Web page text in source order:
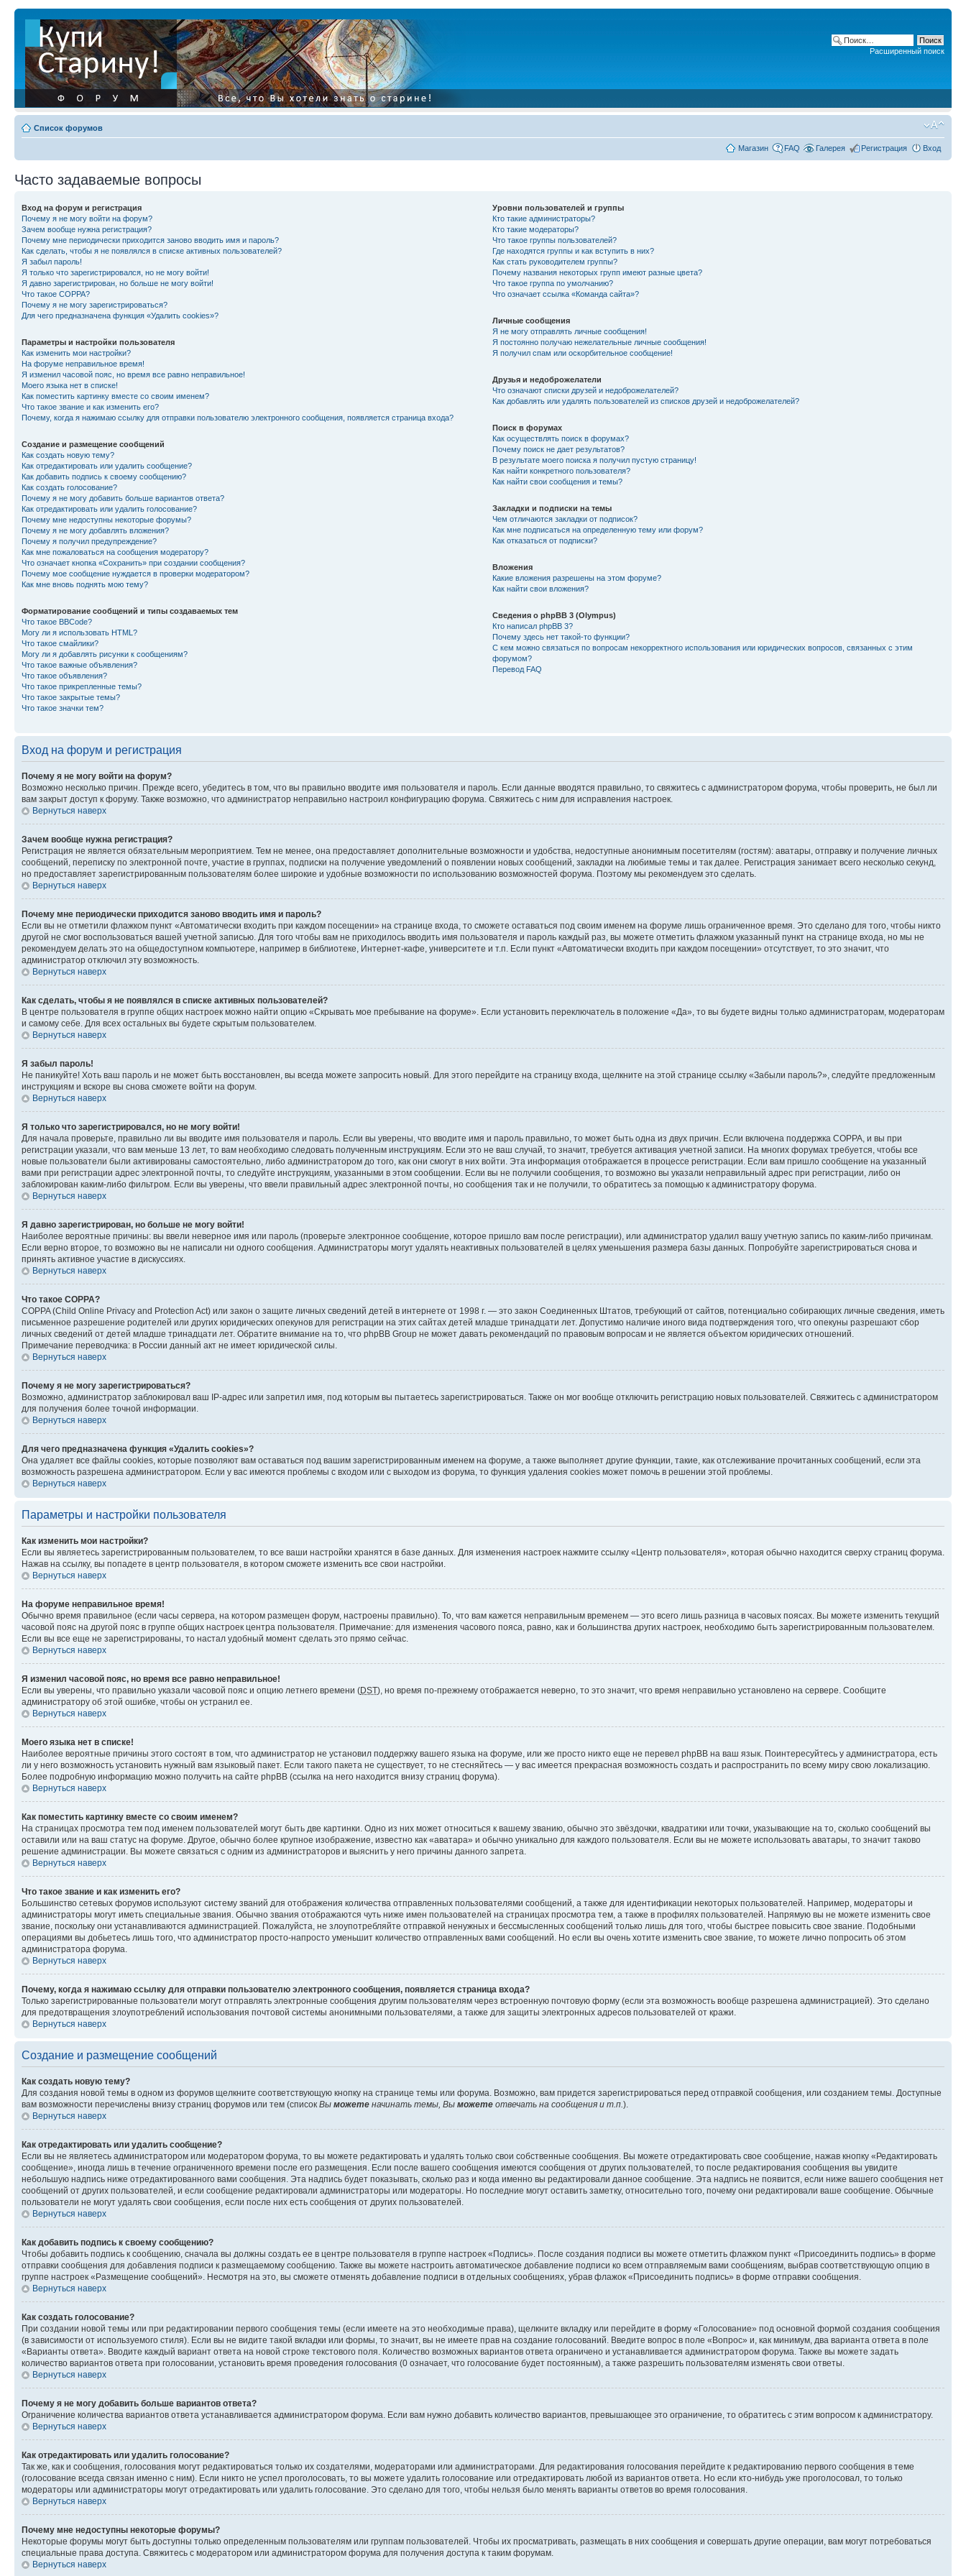
Расширенный поиск
Список форумов
Магазин FAQ Галерея Регистрация Вход
Часто задаваемые вопросы
Вход на форум и регистрация
Почему я не могу войти на форум?
Зачем вообще нужна регистрация?
Почему мне периодически приходится заново вводить имя и пароль?
Как сделать, чтобы я не появлялся в списке активных пользователей?
Я забыл пароль!
Я только что зарегистрировался, но не могу войти!
Я давно зарегистрирован, но больше не могу войти!
Что такое COPPA?
Почему я не могу зарегистрироваться?
Для чего предназначена функция «Удалить cookies»?
Параметры и настройки пользователя
Как изменить мои настройки?
На форуме неправильное время!
Я изменил часовой пояс, но время все равно неправильное!
Моего языка нет в списке!
Как поместить картинку вместе со своим именем?
Что такое звание и как изменить его?
Почему, когда я нажимаю ссылку для отправки пользователю электронного сообщения, появляется страница входа?
Создание и размещение сообщений
Как создать новую тему?
Как отредактировать или удалить сообщение?
Как добавить подпись к своему сообщению?
Как создать голосование?
Почему я не могу добавить больше вариантов ответа?
Как отредактировать или удалить голосование?
Почему мне недоступны некоторые форумы?
Почему я не могу добавлять вложения?
Почему я получил предупреждение?
Как мне пожаловаться на сообщения модератору?
Что означает кнопка «Сохранить» при создании сообщения?
Почему мое сообщение нуждается в проверки модератором?
Как мне вновь поднять мою тему?
Форматирование сообщений и типы создаваемых тем
Что такое BBCode?
Могу ли я использовать HTML?
Что такое смайлики?
Могу ли я добавлять рисунки к сообщениям?
Что такое важные объявления?
Что такое объявления?
Что такое прикрепленные темы?
Что такое закрытые темы?
Что такое значки тем?
Уровни пользователей и группы
Кто такие администраторы?
Кто такие модераторы?
Что такое группы пользователей?
Где находятся группы и как вступить в них?
Как стать руководителем группы?
Почему названия некоторых групп имеют разные цвета?
Что такое группа по умолчанию?
Что означает ссылка «Команда сайта»?
Личные сообщения
Я не могу отправлять личные сообщения!
Я постоянно получаю нежелательные личные сообщения!
Я получил спам или оскорбительное сообщение!
Друзья и недоброжелатели
Что означают списки друзей и недоброжелателей?
Как добавлять или удалять пользователей из списков друзей и недоброжелателей?
Поиск в форумах
Как осуществлять поиск в форумах?
Почему поиск не дает результатов?
В результате моего поиска я получил пустую страницу!
Как найти конкретного пользователя?
Как найти свои сообщения и темы?
Закладки и подписки на темы
Чем отличаются закладки от подписок?
Как мне подписаться на определенную тему или форум?
Как отказаться от подписки?
Вложения
Какие вложения разрешены на этом форуме?
Как найти свои вложения?
Сведения о phpBB 3 (Olympus)
Кто написал phpBB 3?
Почему здесь нет такой-то функции?
С кем можно связаться по вопросам некорректного использования или юридических вопросов, связанных с этим
форумом?
Перевод FAQ
Вход на форум и регистрация
Почему я не могу войти на форум?
Возможно несколько причин. Прежде всего, убедитесь в том, что вы правильно вводите имя пользователя и пароль. Если данные вводятся правильно, то свяжитесь с администратором форума, чтобы проверить, не был ли
вам закрыт доступ к форуму. Также возможно, что администратор неправильно настроил конфигурацию форума. Свяжитесь с ним для исправления настроек.
Вернуться наверх
Зачем вообще нужна регистрация?
Регистрация не является обязательным мероприятием. Тем не менее, она предоставляет дополнительные возможности и удобства, недоступные анонимным посетителям (гостям): аватары, отправку и получение личных
сообщений, переписку по электронной почте, участие в группах, подписки на получение уведомлений о появлении новых сообщений, закладки на любимые темы и так далее. Регистрация занимает всего несколько секунд,
но предоставляет зарегистрированным пользователям более широкие и удобные возможности по использованию возможностей форума. Поэтому мы рекомендуем это сделать.
Вернуться наверх
Почему мне периодически приходится заново вводить имя и пароль?
Если вы не отметили флажком пункт «Автоматически входить при каждом посещении» на странице входа, то сможете оставаться под своим именем на форуме лишь ограниченное время. Это сделано для того, чтобы никто
другой не смог воспользоваться вашей учетной записью. Для того чтобы вам не приходилось вводить имя пользователя и пароль каждый раз, вы можете отметить флажком указанный пункт на странице входа, но мы не
рекомендуем делать это на общедоступном компьютере, например в библиотеке, Интернет-кафе, университете и т.п. Если пункт «Автоматически входить при каждом посещении» отсутствует, то это значит, что
администратор отключил эту возможность.
Вернуться наверх
Как сделать, чтобы я не появлялся в списке активных пользователей?
В центре пользователя в группе общих настроек можно найти опцию «Скрывать мое пребывание на форуме». Если установить переключатель в положение «Да», то вы будете видны только администраторам, модераторам
и самому себе. Для всех остальных вы будете скрытым пользователем.
Вернуться наверх
Я забыл пароль!
Не паникуйте! Хоть ваш пароль и не может быть восстановлен, вы всегда можете запросить новый. Для этого перейдите на страницу входа, щелкните на этой странице ссылку «Забыли пароль?», следуйте предложенным
инструкциям и вскоре вы снова сможете войти на форум.
Вернуться наверх
Я только что зарегистрировался, но не могу войти!
Для начала проверьте, правильно ли вы вводите имя пользователя и пароль. Если вы уверены, что вводите имя и пароль правильно, то может быть одна из двух причин. Если включена поддержка COPPA, и вы при
регистрации указали, что вам меньше 13 лет, то вам необходимо следовать полученным инструкциям. Если это не ваш случай, то значит, требуется активация учетной записи. На многих форумах требуется, чтобы все
новые пользователи были активированы самостоятельно, либо администратором до того, как они смогут в них войти. Эта информация отображается в процессе регистрации. Если вам пришло сообщение на указанный
вами при регистрации адрес электронной почты, то следуйте инструкциям, указанными в этом сообщении. Если вы не получили сообщения, то возможно вы указали неправильный адрес при регистрации, либо он
заблокирован каким-либо фильтром. Если вы уверены, что ввели правильный адрес электронной почты, но сообщения так и не получили, то обратитесь за помощью к администратору форума.
Вернуться наверх
Я давно зарегистрирован, но больше не могу войти!
Наиболее вероятные причины: вы ввели неверное имя или пароль (проверьте электронное сообщение, которое пришло вам после регистрации), или администратор удалил вашу учетную запись по каким-либо причинам.
Если верно второе, то возможно вы не написали ни одного сообщения. Администраторы могут удалять неактивных пользователей в целях уменьшения размера базы данных. Попробуйте зарегистрироваться снова и
принять активное участие в дискуссиях.
Вернуться наверх
Что такое COPPA?
COPPA (Child Online Privacy and Protection Act) или закон о защите личных сведений детей в интернете от 1998 г. — это закон Соединенных Штатов, требующий от сайтов, потенциально собирающих личные сведения, иметь
письменное разрешение родителей или других юридических опекунов для регистрации на этих сайтах детей младше тринадцати лет. Допустимо наличие иного вида подтверждения того, что опекуны разрешают сбор
личных сведений от детей младше тринадцати лет. Обратите внимание на то, что phpBB Group не может давать рекомендаций по правовым вопросам и не является объектом юридических отношений.
Примечание переводчика: в России данный акт не имеет юридической силы.
Вернуться наверх
Почему я не могу зарегистрироваться?
Возможно, администратор заблокировал ваш IP-адрес или запретил имя, под которым вы пытаетесь зарегистрироваться. Также он мог вообще отключить регистрацию новых пользователей. Свяжитесь с администратором
для получения более точной информации.
Вернуться наверх
Для чего предназначена функция «Удалить cookies»?
Она удаляет все файлы cookies, которые позволяют вам оставаться под вашим зарегистрированным именем на форуме, а также выполняет другие функции, такие, как отслеживание прочитанных сообщений, если эта
возможность разрешена администратором. Если у вас имеются проблемы с входом или с выходом из форума, то функция удаления cookies может помочь в решении этой проблемы.
Вернуться наверх
Параметры и настройки пользователя
Как изменить мои настройки?
Если вы являетесь зарегистрированным пользователем, то все ваши настройки хранятся в базе данных. Для изменения настроек нажмите ссылку «Центр пользователя», которая обычно находится сверху страниц форума.
Нажав на ссылку, вы попадете в центр пользователя, в котором сможете изменить все свои настройки.
Вернуться наверх
На форуме неправильное время!
Обычно время правильное (если часы сервера, на котором размещен форум, настроены правильно). То, что вам кажется неправильным временем — это всего лишь разница в часовых поясах. Вы можете изменить текущий
часовой пояс на другой пояс в группе общих настроек центра пользователя. Примечание: для изменения часового пояса, равно, как и большинства других настроек, необходимо быть зарегистрированным пользователем.
Если вы все еще не зарегистрированы, то настал удобный момент сделать это прямо сейчас.
Вернуться наверх
Я изменил часовой пояс, но время все равно неправильное!
Если вы уверены, что правильно указали часовой пояс и опцию летнего времени (DST), но время по-прежнему отображается неверно, то это значит, что время неправильно установлено на сервере. Сообщите
администратору об этой ошибке, чтобы он устранил ее.
Вернуться наверх
Моего языка нет в списке!
Наиболее вероятные причины этого состоят в том, что администратор не установил поддержку вашего языка на форуме, или же просто никто еще не перевел phpBB на ваш язык. Поинтересуйтесь у администратора, есть
ли у него возможность установить нужный вам языковый пакет. Если такого пакета не существует, то не стесняйтесь — у вас имеется прекрасная возможность создать и распространить по всему миру свою локализацию.
Более подробную информацию можно получить на сайте phpBB (ссылка на него находится внизу страниц форума).
Вернуться наверх
Как поместить картинку вместе со своим именем?
На страницах просмотра тем под именем пользователей могут быть две картинки. Одно из них может относиться к вашему званию, обычно это звёздочки, квадратики или точки, указывающие на то, сколько сообщений вы
оставили или на ваш статус на форуме. Другое, обычно более крупное изображение, известно как «аватара» и обычно уникально для каждого пользователя. Если вы не можете использовать аватары, то значит таково
решение администрации. Вы можете связаться с одним из администраторов и выяснить у него причины данного запрета.
Вернуться наверх
Что такое звание и как изменить его?
Большинство сетевых форумов используют систему званий для отображения количества отправленных пользователями сообщений, а также для идентификации некоторых пользователей. Например, модераторы и
администраторы могут иметь специальные звания. Обычно звания отображаются чуть ниже имен пользователей на страницах просмотра тем, а также в профилях пользователей. Напрямую вы не можете изменить свое
звание, поскольку они устанавливаются администрацией. Пожалуйста, не злоупотребляйте отправкой ненужных и бессмысленных сообщений только лишь для того, чтобы быстрее повысить свое звание. Подобными
операциями вы добьетесь лишь того, что администратор просто-напросто уменьшит количество отправленных вами сообщений. Но если вы очень хотите изменить свое звание, то можете лично попросить об этом
администратора форума.
Вернуться наверх
Почему, когда я нажимаю ссылку для отправки пользователю электронного сообщения, появляется страница входа?
Только зарегистрированные пользователи могут отправлять электронные сообщения другим пользователям через встроенную почтовую форму (если эта возможность вообще разрешена администрацией). Это сделано
для предотвращения злоупотреблений использования почтовой системы анонимными пользователями, а также для защиты электронных адресов пользователей от кражи.
Вернуться наверх
Создание и размещение сообщений
Как создать новую тему?
Для создания новой темы в одном из форумов щелкните соответствующую кнопку на странице темы или форума. Возможно, вам придется зарегистрироваться перед отправкой сообщения, или созданием темы. Доступные
вам возможности перечислены внизу страниц форумов или тем (список Вы можете начинать темы, Вы можете отвечать на сообщения и т.п.).
Вернуться наверх
Как отредактировать или удалить сообщение?
Если вы не являетесь администратором или модератором форума, то вы можете редактировать и удалять только свои собственные сообщения. Вы можете отредактировать свое сообщение, нажав кнопку «Редактировать
сообщение», иногда лишь в течение ограниченного времени после его размещения. Если после вашего сообщения имеются сообщения от других пользователей, то после редактирования сообщения вы увидите
небольшую надпись ниже отредактированного вами сообщения. Эта надпись будет показывать, сколько раз и когда именно вы редактировали данное сообщение. Эта надпись не появится, если ниже вашего сообщения нет
сообщений от других пользователей, и если сообщение редактировали администраторы или модераторы. Но последние могут оставить заметку, относительно того, почему они редактировали ваше сообщение. Обычные
пользователи не могут удалять свои сообщения, если после них есть сообщения от других пользователей.
Вернуться наверх
Как добавить подпись к своему сообщению?
Чтобы добавить подпись к сообщению, сначала вы должны создать ее в центре пользователя в группе настроек «Подпись». После создания подписи вы можете отметить флажком пункт «Присоединить подпись» в форме
отправки сообщения для добавления подписи к размещаемому сообщению. Также вы можете настроить автоматическое добавление подписи ко всем отправляемым вами сообщениям, выбрав соответствующую опцию в
группе настроек «Размещение сообщений». Несмотря на это, вы сможете отменять добавление подписи в отдельных сообщениях, убрав флажок «Присоединить подпись» в форме отправки сообщения.
Вернуться наверх
Как создать голосование?
При создании новой темы или при редактировании первого сообщения темы (если имеете на это необходимые права), щелкните вкладку или перейдите в форму «Голосование» под основной формой создания сообщения
(в зависимости от используемого стиля). Если вы не видите такой вкладки или формы, то значит, вы не имеете прав на создание голосований. Введите вопрос в поле «Вопрос» и, как минимум, два варианта ответа в поле
«Варианты ответа». Вводите каждый вариант ответа на новой строке текстового поля. Количество возможных вариантов ответа ограничено и устанавливается администратором форума. Также вы можете задать
количество вариантов ответа при голосовании, установить время проведения голосования (0 означает, что голосование будет постоянным), а также разрешить пользователям изменять свои ответы.
Вернуться наверх
Почему я не могу добавить больше вариантов ответа?
Ограничение количества вариантов ответа устанавливается администратором форума. Если вам нужно добавить количество вариантов, превышающее это ограничение, то обратитесь с этим вопросом к администратору.
Вернуться наверх
Как отредактировать или удалить голосование?
Так же, как и сообщения, голосования могут редактироваться только их создателями, модераторами или администраторами. Для редактирования голосования перейдите к редактированию первого сообщения в теме
(голосование всегда связан именно с ним). Если никто не успел проголосовать, то вы можете удалить голосование или отредактировать любой из вариантов ответа. Но если кто-нибудь уже проголосовал, то только
модераторы или администраторы могут отредактировать или удалить голосование. Это сделано для того, чтобы нельзя было менять варианты ответов во время голосования.
Вернуться наверх
Почему мне недоступны некоторые форумы?
Некоторые форумы могут быть доступны только определенным пользователям или группам пользователей. Чтобы их просматривать, размещать в них сообщения и совершать другие операции, вам могут потребоваться
специальные права доступа. Свяжитесь с модератором или администратором форума для получения доступа к таким форумам.
Вернуться наверх